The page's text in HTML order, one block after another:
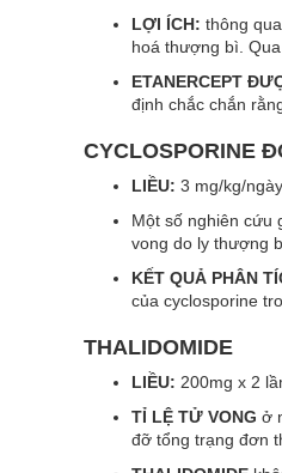
LỢI ÍCH: thông
hoá thượng bì.
ETANERCEPT
định chắc chắn
CYCLOSPORINE
LIỀU: 3 mg/kg/
Một số nghiên cứu
vong do ly thượng
KẾT QUẢ PHÂN
của cyclosporine
THALIDOMIDE
LIỀU: 200mg x 2
TỈ LỆ TỬ VONG ở
đỡ tổng trạng đơn